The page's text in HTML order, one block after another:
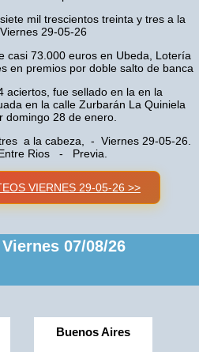
mil trescientos treinta y tres a la
29-05-26
casi 73.000 euros en Ubeda, Lotería
en premios por doble salto de banca
aciertos, fue sellado en la en la
en la calle Zurbarán La Quiniela
domingo 28 de enero.
a la cabeza, - Viernes 29-05-26.
Rios - Previa.
VIERNES 29-05-26 >>
07/08/26
Buenos Aires